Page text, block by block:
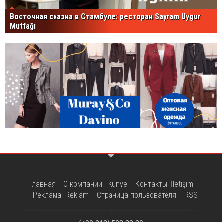
Восточная сказка в Стамбуле: ресторан Sayram Uygur
Mutfağı
Главная О компании - Künye
Контакты -İletişim
Реклама- Reklam
Страница пользователя RSS